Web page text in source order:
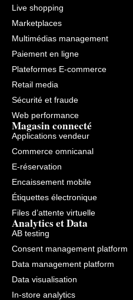
Live shopping
Marketplaces
Multimédias management
Paiement en ligne
Plateformes E-commerce
Retail media
Sécurité et fraude
Web performance
Magasin connecté
Applications vendeur
Commerce omnicanal
E-réservation
Encaissement mobile
Étiquettes électronique
Files d’attente virtuelle
Analytics et Data
AB testing
Consent management platform
Data management platform
Data visualisation
In-store analytics